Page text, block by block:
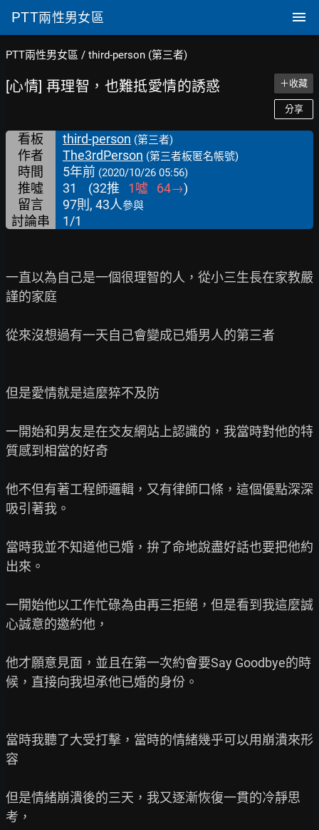
PTT兩性男女區
PTT兩性男女區 / third-person (第三者)
[心情] 再理智，也難抵愛情的誘惑 ＋收藏
分享
看板 third-person (第三者)
作者 The3rdPerson (第三者板匿名帳號)
時間 5年前 (2020/10/26 05:56)
推噓 31 (32推 1噓 64→)
留言
97則, 43人參與
討論串 1/1
一直以為自己是一個很理智的人，從小三生長在家教嚴
謹的家庭
從來沒想過有一天自己會變成已婚男人的第三者
但是愛情就是這麼猝不及防
一開始和男友是在交友網站上認識的，我當時對他的特
質感到相當的好奇
他不但有著工程師邏輯，又有律師口條，這個優點深深
吸引著我。
當時我並不知道他已婚，拚了命地說盡好話也要把他約
出來。
一開始他以工作忙碌為由再三拒絕，但是看到我這麼誠
心誠意的邀約他，
他才願意見面，並且在第一次約會要Say Goodbye的時
候，直接向我坦承他已婚的身份。
當時我聽了大受打擊，當時的情緒幾乎可以用崩潰來形
容
但是情緒崩潰後的三天，我又逐漸恢復一貫的冷靜思
考，